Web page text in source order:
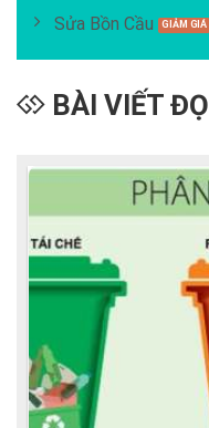
Sửa Bồn Cầu
BÀI VIẾT